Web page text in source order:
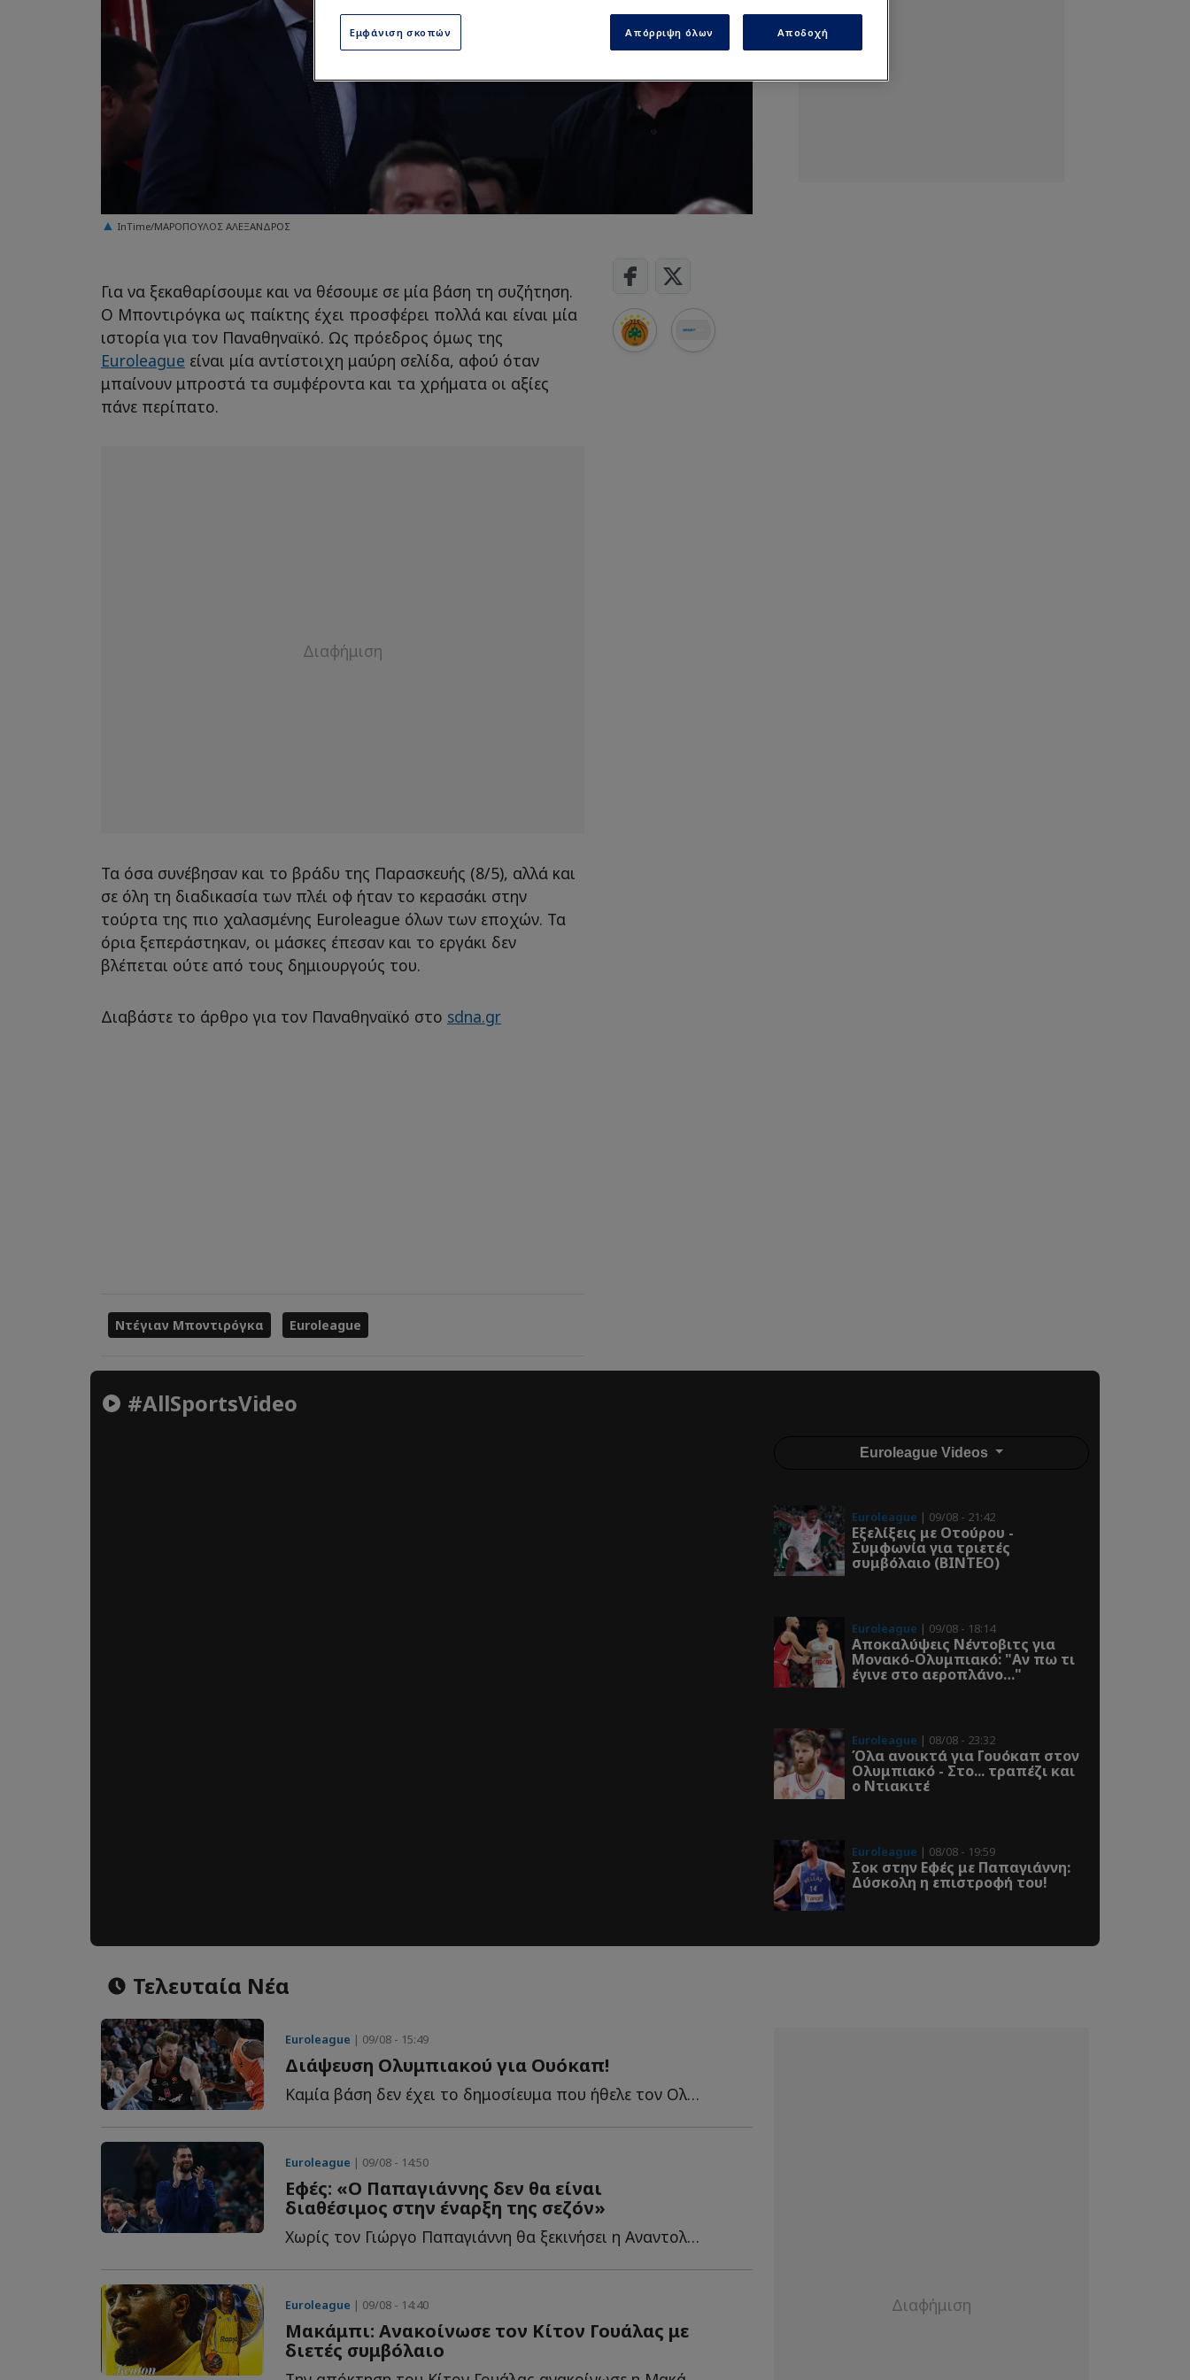
InTime/ΜΑΡΟΠΟΥΛΟΣ ΑΛΕΞΑΝΔΡΟΣ
Για να ξεκαθαρίσουμε και να θέσουμε σε μία βάση τη συζήτηση.
Ο Μποντιρόγκα ως παίκτης έχει προσφέρει πολλά και είναι μία
ιστορία για τον Παναθηναϊκό. Ως πρόεδρος όμως της
Euroleague είναι μία αντίστοιχη μαύρη σελίδα, αφού όταν
μπαίνουν μπροστά τα συμφέροντα και τα χρήματα οι αξίες
πάνε περίπατο.
Τα όσα συνέβησαν και το βράδυ της Παρασκευής (8/5), αλλά και
σε όλη τη διαδικασία των πλέι οφ ήταν το κερασάκι στην
τούρτα της πιο χαλασμένης Euroleague όλων των εποχών. Τα
όρια ξεπεράστηκαν, οι μάσκες έπεσαν και το εργάκι δεν
βλέπεται ούτε από τους δημιουργούς του.
Διαβάστε το άρθρο για τον Παναθηναϊκό στο sdna.gr
Ντέγιαν Μποντιρόγκα Euroleague
#AllSportsVideo
Euroleague Videos
Euroleague | 09/08 - 21:42
Εξελίξεις με Οτούρου -
Συμφωνία για τριετές
συμβόλαιο (ΒΙΝΤΕΟ)
Euroleague | 09/08 - 18:14
Αποκαλύψεις Νέντοβιτς για
Μονακό-Ολυμπιακό: "Αν πω τι
έγινε στο αεροπλάνο…"
Euroleague | 08/08 - 23:32
Όλα ανοικτά για Γουόκαπ στον
Ολυμπιακό - Στο... τραπέζι και
ο Ντιακιτέ
Euroleague | 08/08 - 19:59
Σοκ στην Εφές με Παπαγιάννη:
Δύσκολη η επιστροφή του!
Τελευταία Νέα
Euroleague | 09/08 - 15:49
Διάψευση Ολυμπιακού για Ουόκαπ!
Καμία βάση δεν έχει το δημοσίευμα που ήθελε τον Ολυμπιακό ν...
Euroleague | 09/08 - 14:50
Εφές: «Ο Παπαγιάννης δεν θα είναι
διαθέσιμος στην έναρξη της σεζόν»
Χωρίς τον Γιώργο Παπαγιάννη θα ξεκινήσει η Αναντολού Ε...
Euroleague | 09/08 - 14:40
Μακάμπι: Ανακοίνωσε τον Κίτον Γουάλας με
διετές συμβόλαιο
Εμφάνιση σκοπών Απόρριψη όλων Αποδοχή